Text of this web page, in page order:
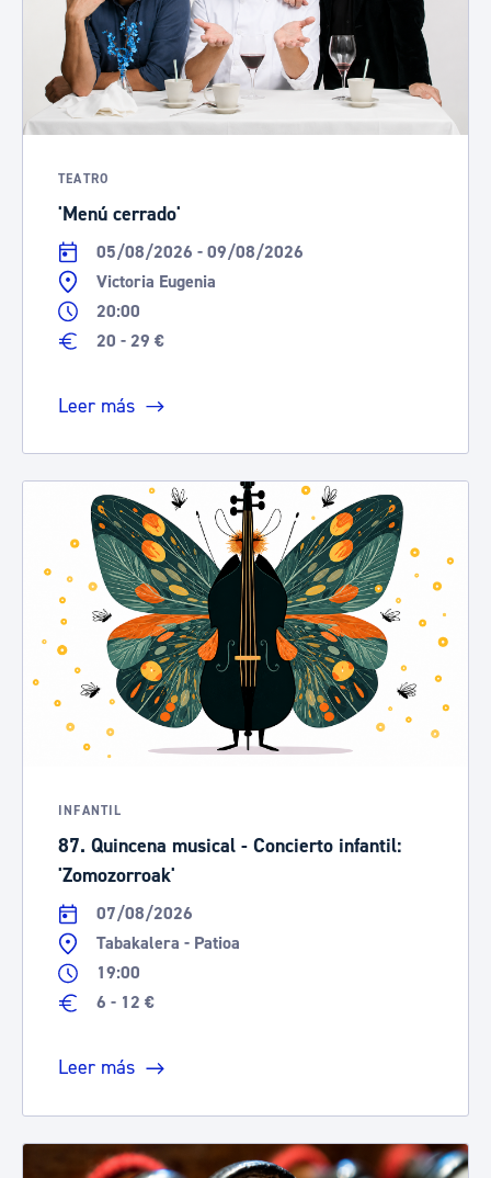
TEATRO
'Menú cerrado'
05/08/2026 - 09/08/2026
Victoria Eugenia
20:00
20 - 29 €
Leer más
INFANTIL
87. Quincena musical - Concierto infantil:
'Zomozorroak'
07/08/2026
Tabakalera - Patioa
19:00
6 - 12 €
Leer más